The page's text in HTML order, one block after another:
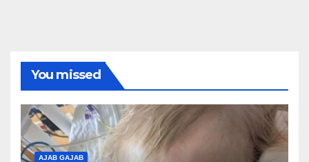
You missed
AJAB GAJAB